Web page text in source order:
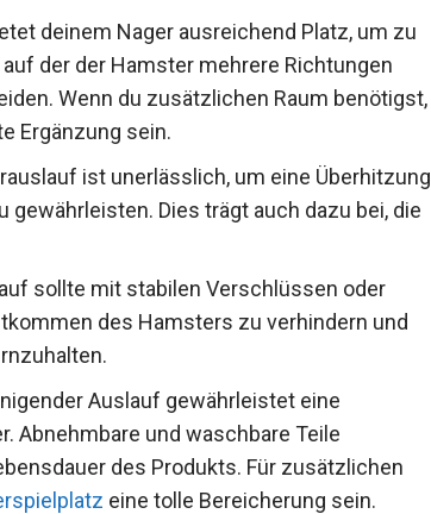
deinem Nager ausreichend Platz, um zu
der der Hamster mehrere Richtungen
Wenn du zusätzlichen Raum benötigst,
Ergänzung sein.
ist unerlässlich, um eine Überhitzung
Dies trägt auch dazu bei, die
sollte mit stabilen Verschlüssen oder
des Hamsters zu verhindern und
Auslauf gewährleistet eine
Abnehmbare und waschbare Teile
des Produkts. Für zusätzlichen
eine tolle Bereicherung sein.